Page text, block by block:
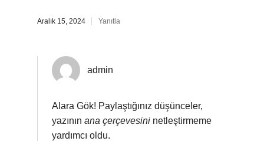
Aralık 15, 2024 Yanıtla
admin
Alara Gök! Paylaştığınız düşünceler,
yazının ana çerçevesini netleştirmeme
yardımcı oldu.